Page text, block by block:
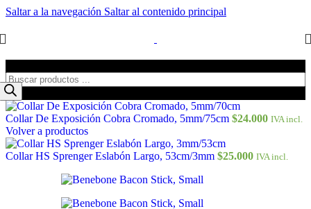
Saltar a la navegación Saltar al contenido principal
Collar De Exposición Cobra Cromado, 5mm/75cm $24.000 IVA incl.
Volver a productos
Collar HS Sprenger Eslabón Largo, 53cm/3mm $25.000 IVA incl.